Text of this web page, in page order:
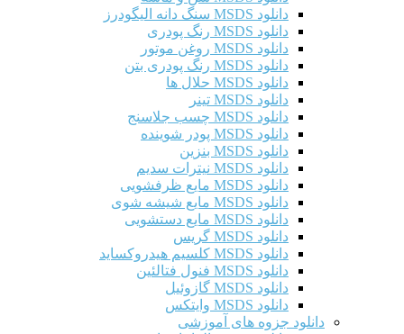
دانلود MSDS سنگ دانه الیگودرز
دانلود MSDS رنگ پودری
دانلود MSDS روغن موتور
دانلود MSDS رنگ پودری بتن
دانلود MSDS حلال ها
دانلود MSDS تینر
دانلود MSDS چسب جلاسنج
دانلود MSDS پودر شوینده
دانلود MSDS بنزین
دانلود MSDS نیترات سدیم
دانلود MSDS مایع ظرفشویی
دانلود MSDS مایع شیشه شوی
دانلود MSDS مایع دستشویی
دانلود MSDS گریس
دانلود MSDS کلسیم هیدروکساید
دانلود MSDS فنول فتالئین
دانلود MSDS گازوئیل
دانلود MSDS وایتکس
دانلود جزوه های آموزشی